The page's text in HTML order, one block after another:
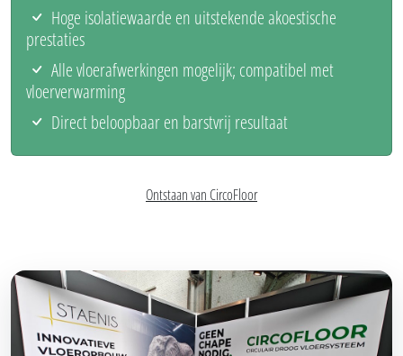
Hoge isolatiewaarde en uitstekende akoestische
prestaties
Alle vloerafwerkingen mogelijk; compatibel met
vloerverwarming
Direct beloopbaar en barstvrij resultaat
Ontstaan van CircoFloor